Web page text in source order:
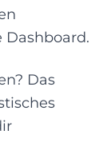
Dashboard.
Das